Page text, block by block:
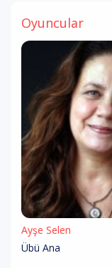
Oyuncular
Ayşe Selen
Übü Ana